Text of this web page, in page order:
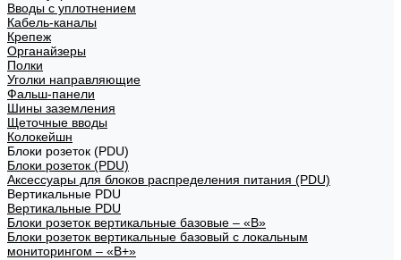
Вводы с уплотнением
Кабель-каналы
Крепеж
Органайзеры
Полки
Уголки направляющие
Фальш-панели
Шины заземления
Щеточные вводы
Колокейшн
Блоки розеток (PDU)
Блоки розеток (PDU)
Аксессуары для блоков распределения питания (PDU)
Вертикальные PDU
Вертикальные PDU
Блоки розеток вертикальные базовые – «В»
Блоки розеток вертикальные базовый с локальным
мониторингом – «В+»